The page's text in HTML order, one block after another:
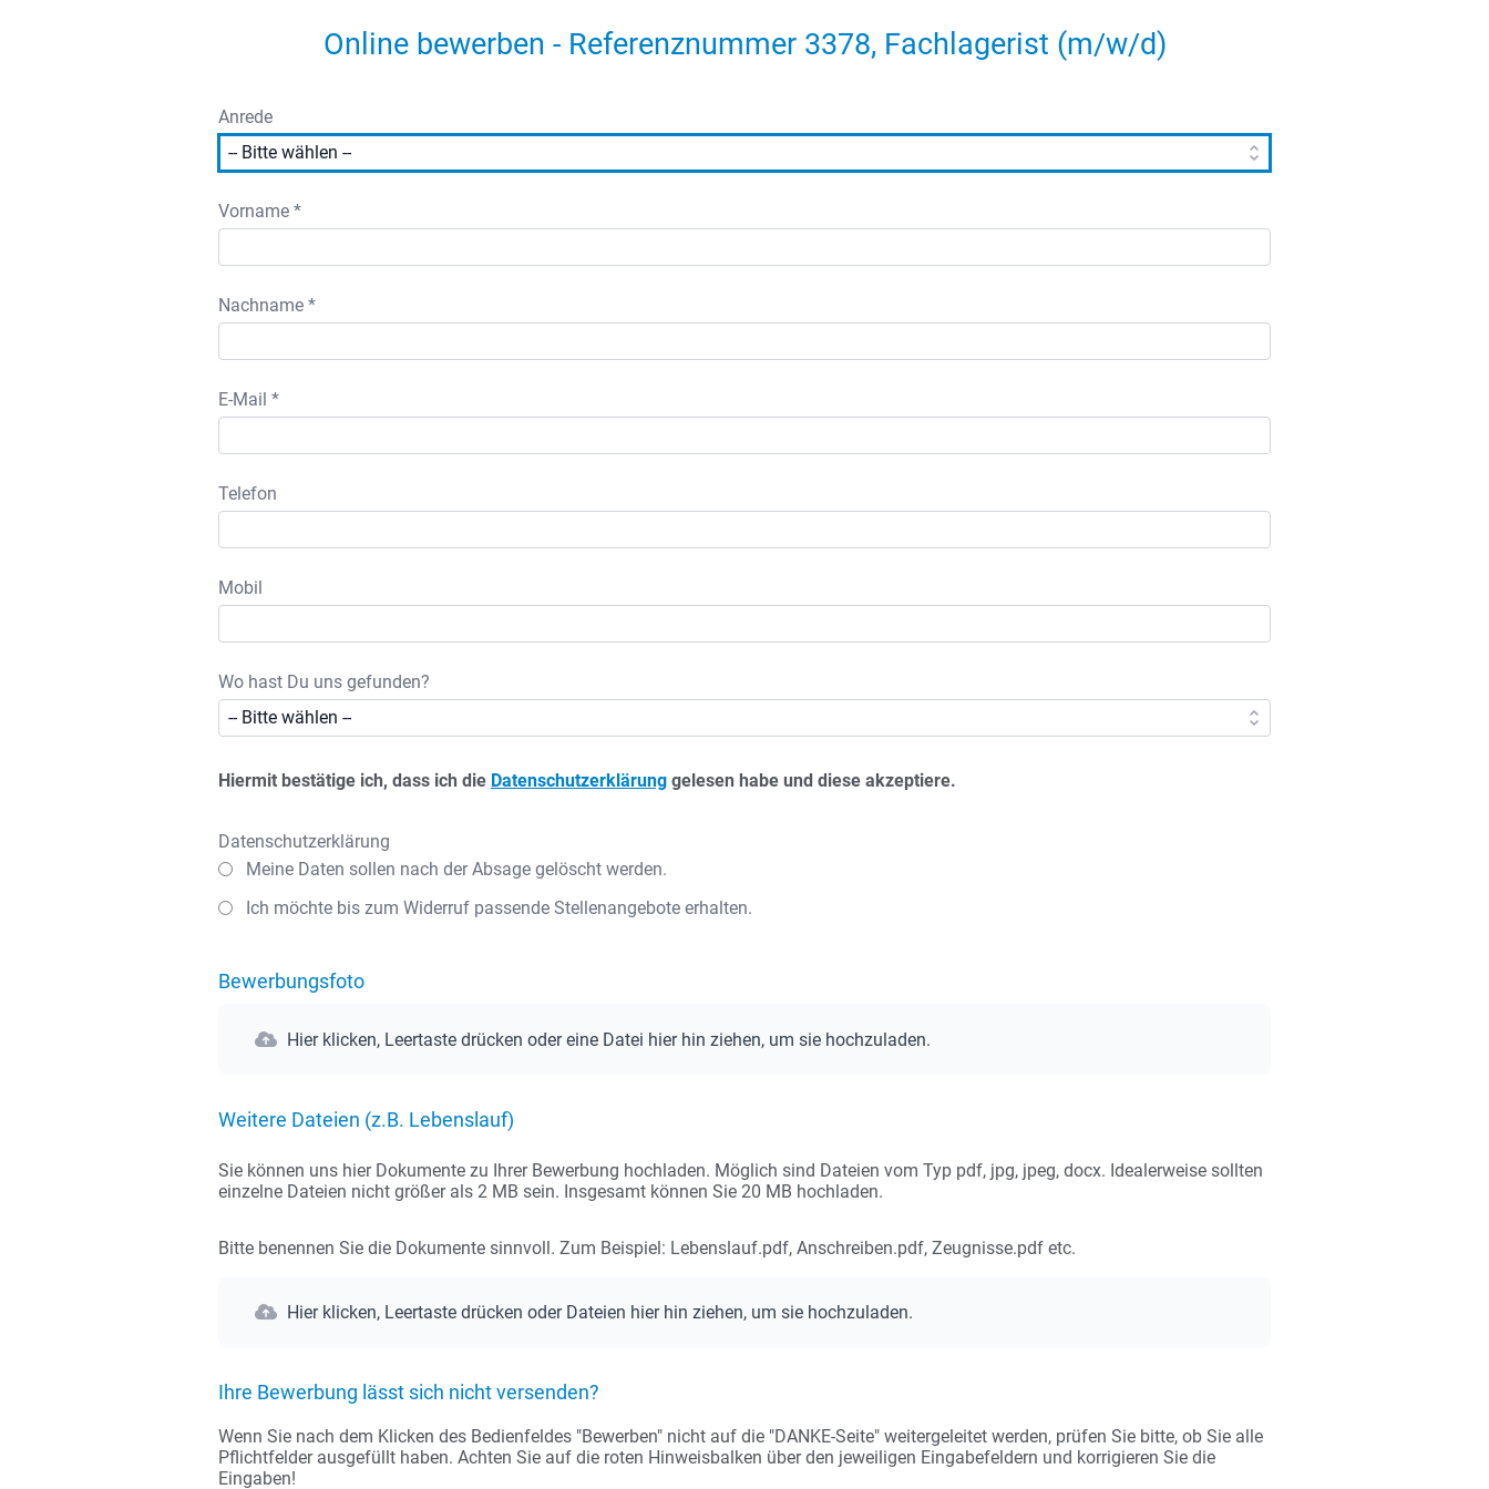
Online bewerben - Referenznummer 3378, Fachlagerist (m/w/d)
Anrede
Vorname *
Nachname *
E-Mail *
Telefon
Mobil
Wo hast Du uns gefunden?
Hiermit bestätige ich, dass ich die Datenschutzerklärung gelesen habe und diese akzeptiere.
Datenschutzerklärung
Meine Daten sollen nach der Absage gelöscht werden.
Ich möchte bis zum Widerruf passende Stellenangebote erhalten.
Bewerbungsfoto
Hier klicken, Leertaste drücken oder eine Datei hier hin ziehen, um sie hochzuladen.
Weitere Dateien (z.B. Lebenslauf)
Sie können uns hier Dokumente zu Ihrer Bewerbung hochladen. Möglich sind Dateien vom Typ pdf, jpg, jpeg, docx. Idealerweise sollten
einzelne Dateien nicht größer als 2 MB sein. Insgesamt können Sie 20 MB hochladen.
Bitte benennen Sie die Dokumente sinnvoll. Zum Beispiel: Lebenslauf.pdf, Anschreiben.pdf, Zeugnisse.pdf etc.
Hier klicken, Leertaste drücken oder Dateien hier hin ziehen, um sie hochzuladen.
Ihre Bewerbung lässt sich nicht versenden?
Wenn Sie nach dem Klicken des Bedienfeldes "Bewerben" nicht auf die "DANKE-Seite" weitergeleitet werden, prüfen Sie bitte, ob Sie alle
Pflichtfelder ausgefüllt haben. Achten Sie auf die roten Hinweisbalken über den jeweiligen Eingabefeldern und korrigieren Sie die
Eingaben!